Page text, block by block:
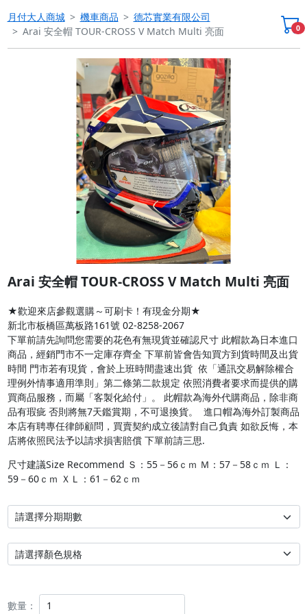
月付大人商城 機車商品
德芯實業有限公司
Arai 安全帽 TOUR-CROSS V Match Multi 亮面
0
Arai 安全帽 TOUR-CROSS V Match Multi 亮面
★歡迎來店參觀選購～可刷卡！有現金分期★
新北市板橋區萬板路161號 02-8258-2067
下單前請先詢問您需要的花色有無現貨並確認尺寸 此帽款為日本進口
商品，經銷門市不一定庫存齊全 下單前皆會告知買方到貨時間及出貨
時間 門市若有現貨，會於上班時間盡速出貨  依「通訊交易解除權合
理例外情事適用準則」第二條第二款規定 依照消費者要求而提供的購
買商品服務，而屬「客製化給付」。 此帽款為海外代購商品，除非商
品有瑕疵 否則將無7天鑑賞期，不可退換貨。  進口帽為海外訂製商品
本店有聘專任律師顧問，買賣契約成立後請對自己負責 如欲反悔，本
尺寸建議Size Recommend Ｓ：55－56ｃｍ Ｍ：57－58ｃｍ Ｌ：
59－60ｃｍ ＸＬ：61－62ｃｍ
數量：